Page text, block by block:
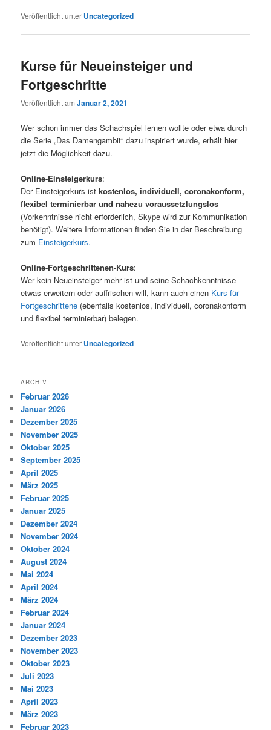
Veröffentlicht unter Uncategorized
Kurse für Neueinsteiger und
Fortgeschritte
Veröffentlicht amJanuar 2, 2021
Wer schon immer das Schachspiel lernen wollte oder etwa durch
die Serie „Das Damengambit“ dazu inspiriert wurde, erhält hier
jetzt die Möglichkeit dazu.
Online-Einsteigerkurs:
Der Einsteigerkurs istkostenlos, individuell, coronakonform,
flexibel terminierbar und nahezu voraussetzlungslos
(Vorkenntnisse nicht erforderlich, Skype wird zur Kommunikation
benötigt). Weitere Informationen finden Sie in der Beschreibung
zum Einsteigerkurs.
Online-Fortgeschrittenen-Kurs:
Wer kein Neueinsteiger mehr ist und seine Schachkenntnisse
etwas erweitern oder auffrischen will, kann auch einen Kurs für
Fortgeschrittene (ebenfalls kostenlos, individuell, coronakonform
und flexibel terminierbar) belegen.
Veröffentlicht unter Uncategorized
ARCHIV
Februar 2026
Januar 2026
Dezember 2025
November 2025
Oktober 2025
September 2025
April 2025
März 2025
Februar 2025
Januar 2025
Dezember 2024
November 2024
Oktober 2024
August 2024
Mai 2024
April 2024
März 2024
Februar 2024
Januar 2024
Dezember 2023
November 2023
Oktober 2023
Juli 2023
Mai 2023
April 2023
März 2023
Februar 2023